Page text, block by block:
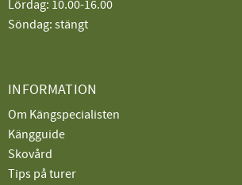
Lördag: 10.00-16.00
Söndag: stängt
INFORMATION
Om Kängspecialisten
Kängguide
Skovård
Tips på turer